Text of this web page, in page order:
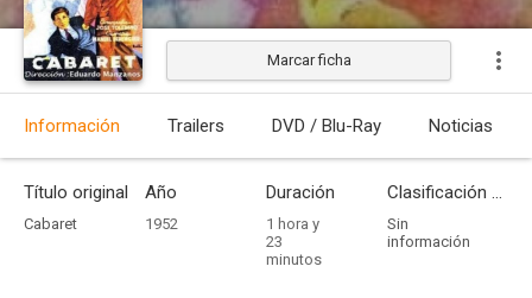
Marcar ficha
Información Trailers DVD / Blu-Ray Noticias
Título original
Cabaret
Año
1952
Duración
1 hora y
23
minutos
Clasificación por edades
Sin
información